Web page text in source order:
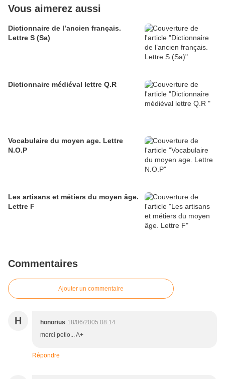
Vous aimerez aussi
Dictionnaire de l’ancien français.
Lettre S (Sa)
Dictionnaire médiéval lettre Q.R
Vocabulaire du moyen age. Lettre
N.O.P
Les artisans et métiers du moyen âge.
Lettre F
Commentaires
Ajouter un commentaire
H honorius 18/06/2005 08:14
merci petio... A+
Répondre